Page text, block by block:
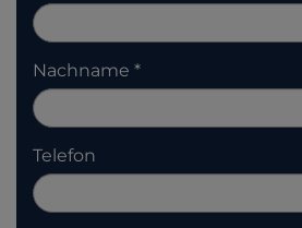
Nachname
Telefon